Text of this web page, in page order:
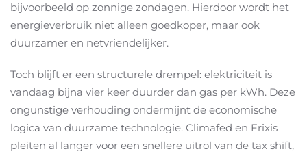
bijvoorbeeld op zonnige zondagen. Hierdoor wordt het
energieverbruik niet alleen goedkoper, maar ook
duurzamer en netvriendelijker.
Toch blijft er een structurele drempel: elektriciteit is
vandaag bijna vier keer duurder dan gas per kWh. Deze
ongunstige verhouding ondermijnt de economische
logica van duurzame technologie. Climafed en Frixis
pleiten al langer voor een snellere uitrol van de tax shift,